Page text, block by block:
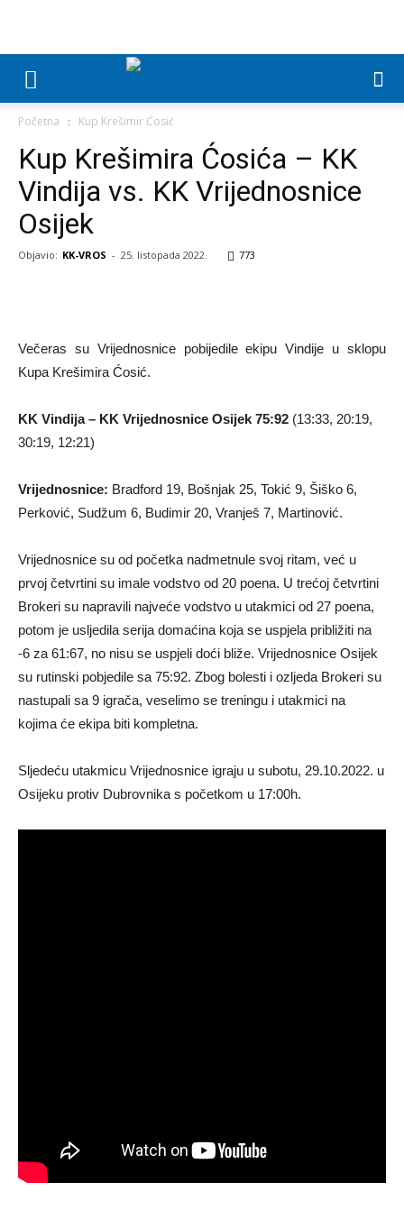
Početna Kup Krešimir Ćosić
Kup Krešimira Ćosića – KK
Vindija vs. KK Vrijednosnice
Osijek
Objavio: KK-VROS - 25. listopada 2022. 773
Večeras su Vrijednosnice pobijedile ekipu Vindije u sklopu
Kupa Krešimira Ćosić.
KK Vindija – KK Vrijednosnice Osijek 75:92 (13:33, 20:19,
30:19, 12:21)
Vrijednosnice: Bradford 19, Bošnjak 25, Tokić 9, Šiško 6,
Perković, Sudžum 6, Budimir 20, Vranješ 7, Martinović.
Vrijednosnice su od početka nadmetnule svoj ritam, već u
prvoj četvrtini su imale vodstvo od 20 poena. U trećoj četvrtini
Brokeri su napravili najveće vodstvo u utakmici od 27 poena,
potom je usljedila serija domaćina koja se uspjela približiti na
-6 za 61:67, no nisu se uspjeli doći bliže. Vrijednosnice Osijek
su rutinski pobjedile sa 75:92. Zbog bolesti i ozljeda Brokeri su
nastupali sa 9 igrača, veselimo se treningu i utakmici na
kojima će ekipa biti kompletna.
Sljedeću utakmicu Vrijednosnice igraju u subotu, 29.10.2022. u
Osijeku protiv Dubrovnika s početkom u 17:00h.